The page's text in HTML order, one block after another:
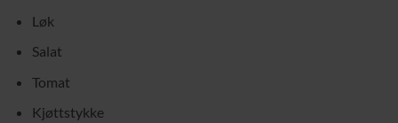
Løk
Salat
Tomat
Kjøttstykke